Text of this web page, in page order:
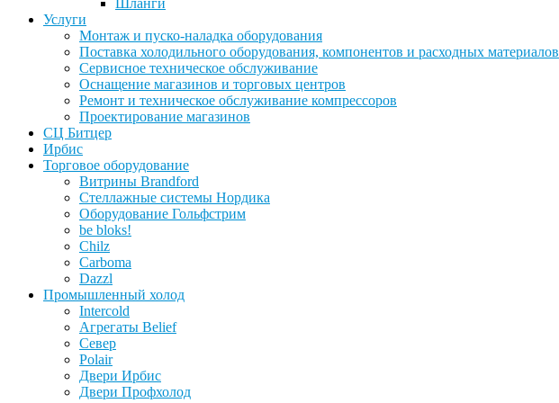
Шланги
Услуги
Монтаж и пуско-наладка оборудования
Поставка холодильного оборудования, компонентов и расходных материалов
Сервисное техническое обслуживание
Оснащение магазинов и торговых центров
Ремонт и техническое обслуживание компрессоров
Проектирование магазинов
СЦ Битцер
Ирбис
Торговое оборудование
Витрины Brandford
Стеллажные системы Нордика
Оборудование Гольфстрим
be bloks!
Chilz
Carboma
Dazzl
Промышленный холод
Intercold
Агрегаты Belief
Север
Polair
Двери Ирбис
Двери Профхолод